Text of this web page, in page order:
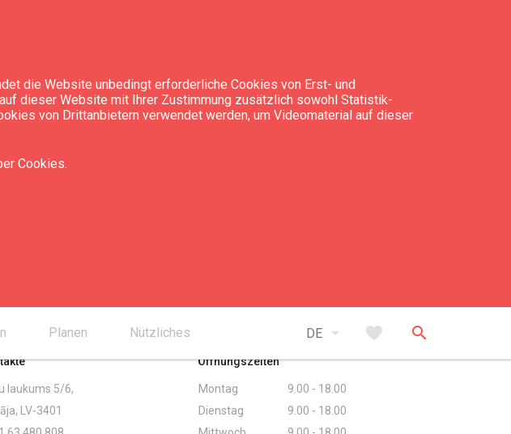
die Website unbedingt erforderliche Cookies von Erst- und
dieser Website mit Ihrer Zustimmung zusätzlich sowohl Statistik-
von Drittanbietern verwendet werden, um Videomaterial auf dieser
Cookies.
Planen Nützliches DE arrow_drop_down favorite search
laukums 5/6,
LV-3401
Öffnungszeiten
Montag
9.00 - 18.00
Dienstag
9.00 - 18.00